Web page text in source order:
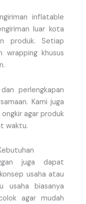
inflatable
luar kota
produk. Setiap
wrapping khusus
perlengkapan
Kami juga
agar produk
waktu.
juga dapat
usaha atau
usaha biasanya
agar mudah